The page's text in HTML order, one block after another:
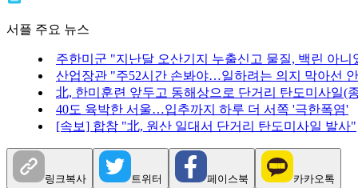
서플 주요 뉴스
주한미군 "지난달 오산기지 누출신고 물질, 백린 아니
산업장관 "주52시간 손봐야…일하려는 의지 막아선
北, 한미훈련 앞두고 동해상으로 단거리 탄도미사일(
40도 육박한 서울…입추까지 하루 더 서쪽 '극한폭염'
[속보] 합참 "北, 원산 일대서 단거리 탄도미사일 발사"
링크복사 트위터 페이스북 카카오톡